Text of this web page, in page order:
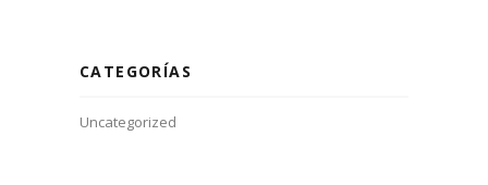
CATEGORÍAS
Uncategorized